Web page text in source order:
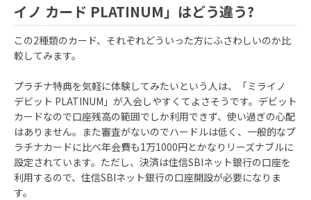
イノ カード PLATINUM」はどう違う?
この2種類のカード、それぞれどういった方にふさわしいのか比
較してみます。
プラチナ特典を気軽に体験してみたいという人は、「ミライノ
デビット PLATINUM」が入会しやすくてよさそうです。デビット
カードなので口座残高の範囲でしか利用できず、使い過ぎの心配
はありません。また審査がないのでハードルは低く、一般的なプ
ラチナカードに比べ年会費も1万1000円とかなりリーズナブルに
設定されています。ただし、決済は住信SBIネット銀行の口座を
利用するので、住信SBIネット銀行の口座開設が必要になりま
す。